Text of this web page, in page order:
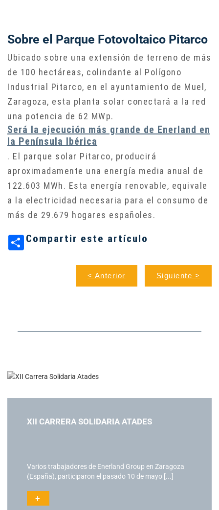
Sobre el Parque Fotovoltaico Pitarco
Ubicado sobre una extensión de terreno de más
de 100 hectáreas, colindante al Polígono
Industrial Pitarco, en el ayuntamiento de Muel,
Zaragoza, esta planta solar conectará a la red
una potencia de 62 MWp.
Será la ejecución más grande de Enerland en
la Península Ibérica
. El parque solar Pitarco, producirá
aproximadamente una energía media anual de
122.603 MWh. Esta energía renovable, equivale
a la electricidad necesaria para el consumo de
más de 29.679 hogares españoles.
Compartir este artículo
< Anterior Siguiente >
XII CARRERA SOLIDARIA ATADES
Varios trabajadores de Enerland Group en Zaragoza
(España), participaron el pasado 10 de mayo [...]
+